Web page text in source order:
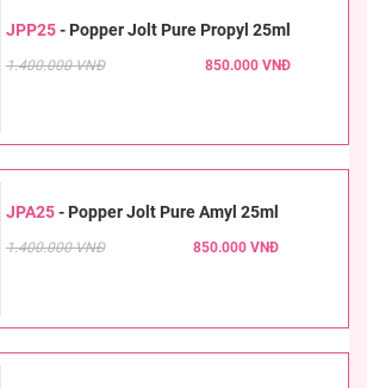
JPP25- Popper Jolt Pure Propyl 25ml
1.400.000 VNĐ 850.000 VNĐ
JPA25- Popper Jolt Pure Amyl 25ml
1.400.000 VNĐ 850.000 VNĐ